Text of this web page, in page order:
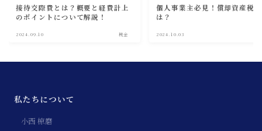
接待交際費とは？概要と経費計上
のポイントについて解説！
2024.09.10 税金
個人事業主必見！償却資産税と
は？
2024.10.03
私たちについて
小西 椋磨